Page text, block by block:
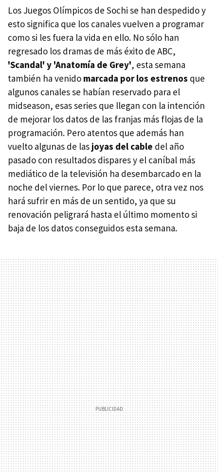
Los Juegos Olímpicos de Sochi se han despedido y
esto significa que los canales vuelven a programar
como si les fuera la vida en ello. No sólo han
regresado los dramas de más éxito de ABC,
'Scandal' y 'Anatomía de Grey', esta semana
también ha venido marcada por los estrenos que
algunos canales se habían reservado para el
midseason, esas series que llegan con la intención
de mejorar los datos de las franjas más flojas de la
programación. Pero atentos que además han
vuelto algunas de las joyas del cable del año
pasado con resultados dispares y el caníbal más
mediático de la televisión ha desembarcado en la
noche del viernes. Por lo que parece, otra vez nos
hará sufrir en más de un sentido, ya que su
renovación peligrará hasta el último momento si
baja de los datos conseguidos esta semana.